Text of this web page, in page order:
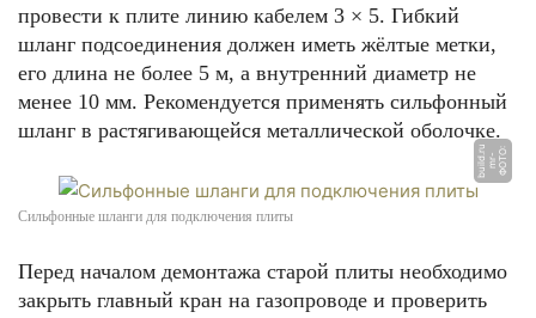
провести к плите линию кабелем 3 × 5. Гибкий
шланг подсоединения должен иметь жёлтые метки,
его длина не более 5 м, а внутренний диаметр не
менее 10 мм. Рекомендуется применять сильфонный
шланг в растягивающейся металлической оболочке.
Ф
О
Т
О:
m
r
- b
uil
d. r
u
Сильфонные шланги для подключения плиты
Перед началом демонтажа старой плиты необходимо
закрыть главный кран на газопроводе и проверить